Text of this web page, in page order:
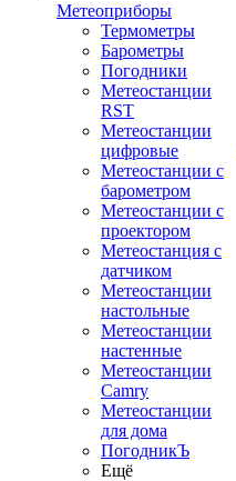
Метеоприборы
Термометры
Барометры
Погодники
Метеостанции
RST
Метеостанции
цифровые
Метеостанции с
барометром
Метеостанции с
проектором
Метеостанция с
датчиком
Метеостанции
настольные
Метеостанции
настенные
Метеостанции
Camry
Метеостанции
для дома
ПогодникЪ
Ещё